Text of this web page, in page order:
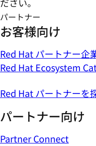
パートナー
お客様向け
Red Hat パートナー企
Red Hat Ecosystem
Red Hat パートナーを
パートナー向け
Partner Connect